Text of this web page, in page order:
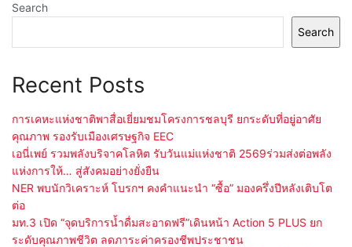
Search
Search
Recent Posts
การเคหะแห่งชาติพาสื่อเยี่ยมชมโครงการชลบุรี ยกระดับที่อยู่อาศัย
คุณภาพ รองรับเมืองเศรษฐกิจ EEC
เอนี่เพย์ รวมพลังบริจาคโลหิต รับวันแม่แห่งชาติ 2569ร่วมส่งต่อพลัง
แห่งการให้… สู่สังคมอย่างยั่งยืน
NER พบนักวิเคราะห์ โบรกฯ คงคำแนะนำ “ซื้อ” มองครึ่งปีหลังเติบโต
ต่อ
มท.3 เปิด “จุดบริการน้ำดื่มสะอาดฟรี”เดินหน้า Action 5 PLUS ยก
ระดับคุณภาพชีวิต ลดภาระค่าครองชีพประชาชน